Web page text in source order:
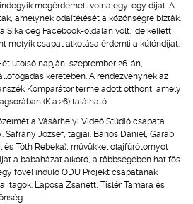
megérdemelt volna egy-egy díjat. A
amelynek odaítélését a közönségre bízták.
Sika cég Facebook-oldalán volt. Ide kellett
melyik csapat alkotása érdemli a különdíjat.
utolsó napján, szeptember 26-án,
keretében. A rendezvénynek az
Komparátor terme adott otthont, amely
(K.a.26) található.
a Vásárhelyi Videó Stúdió csapata
Sáfrány József, tagjai: Bános Dániel, Garab
Tóth Rebeka), művükkel olajfúrótornyot
a babaházat alkotó, a többségében hat fős
fővel induló ODU Projekt csapatának
tagok: Laposa Zsanett, Tislér Tamara és